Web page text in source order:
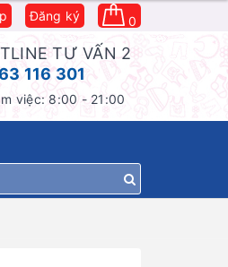
Đăng ký 0
TƯ VẤN 2
116 301
việc: 8:00 - 21:00